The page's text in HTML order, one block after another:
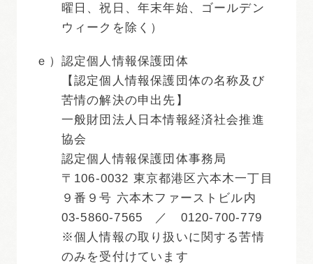
曜日、祝日、年末年始、ゴールデン
ウィークを除く）
ｅ） 認定個人情報保護団体
【認定個人情報保護団体の名称及び
苦情の解決の申出先】
一般財団法人日本情報経済社会推進
協会
認定個人情報保護団体事務局
〒106-0032 東京都港区六本木一丁目
９番９号 六本木ファーストビル内
03-5860-7565 ／ 0120-700-779
※個人情報の取り扱いに関する苦情
のみを受付けています